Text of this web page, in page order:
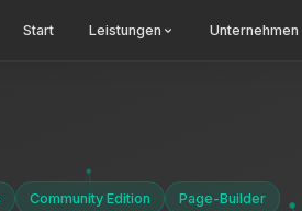
Start Leistungen Unternehmen
Community Edition Page-Builder